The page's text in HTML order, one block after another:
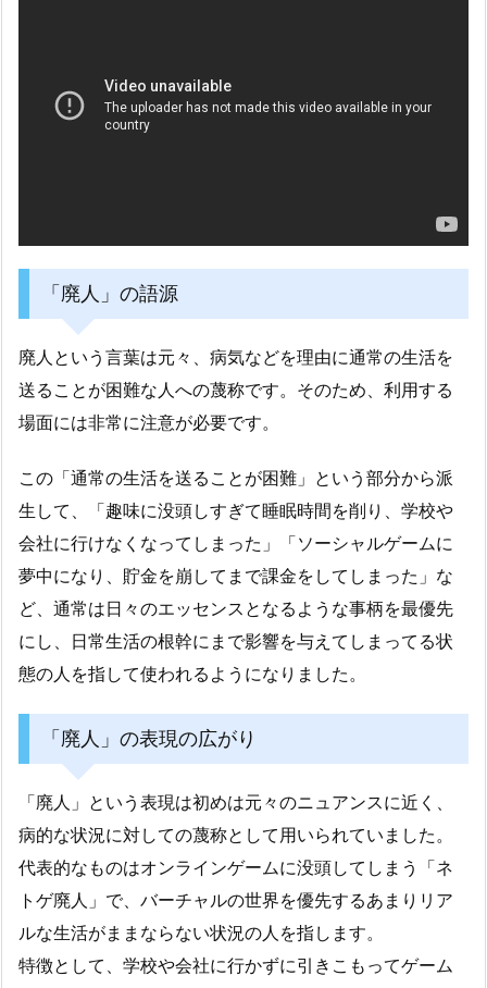
「廃人」の語源
廃人という言葉は元々、病気などを理由に通常の生活を
送ることが困難な人への蔑称です。そのため、利用する
場面には非常に注意が必要です。
この「通常の生活を送ることが困難」という部分から派
生して、「趣味に没頭しすぎて睡眠時間を削り、学校や
会社に行けなくなってしまった」「ソーシャルゲームに
夢中になり、貯金を崩してまで課金をしてしまった」な
ど、通常は日々のエッセンスとなるような事柄を最優先
にし、日常生活の根幹にまで影響を与えてしまってる状
態の人を指して使われるようになりました。
「廃人」の表現の広がり
「廃人」という表現は初めは元々のニュアンスに近く、
病的な状況に対しての蔑称として用いられていました。
代表的なものはオンラインゲームに没頭してしまう「ネ
トゲ廃人」で、バーチャルの世界を優先するあまりリア
ルな生活がままならない状況の人を指します。
特徴として、学校や会社に行かずに引きこもってゲーム